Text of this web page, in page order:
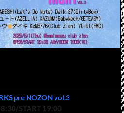
pre NOZON vol.3
START 19:00